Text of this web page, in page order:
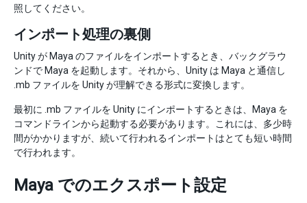
照してください。
インポート処理の裏側
Unity が Maya のファイルをインポートするとき、バックグラウ
ンドで Maya を起動します。それから、Unity は Maya と通信し
.mb ファイルを Unity が理解できる形式に変換します。
最初に .mb ファイルを Unity にインポートするときは、Maya を
コマンドラインから起動する必要があります。これには、多少時
間がかかりますが、続いて行われるインポートはとても短い時間
で行われます。
Maya でのエクスポート設定